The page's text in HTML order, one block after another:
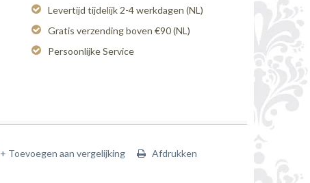
Levertijd tijdelijk 2-4 werkdagen (NL)
Gratis verzending boven €90 (NL)
Persoonlijke Service
+ Toevoegen aan vergelijking Afdrukken